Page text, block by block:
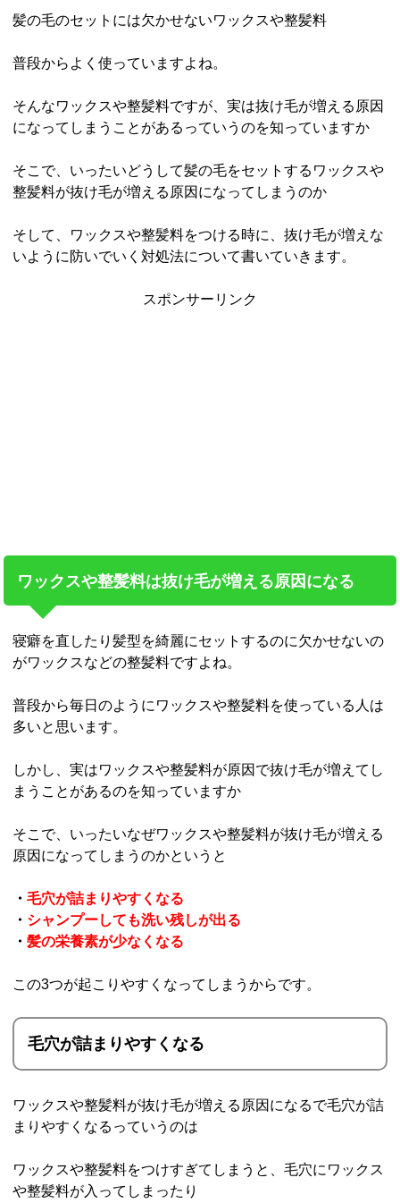
髪の毛のセットには欠かせないワックスや整髪料
普段からよく使っていますよね。
そんなワックスや整髪料ですが、実は抜け毛が増える原因
になってしまうことがあるっていうのを知っていますか
そこで、いったいどうして髪の毛をセットするワックスや
整髪料が抜け毛が増える原因になってしまうのか
そして、ワックスや整髪料をつける時に、抜け毛が増えな
いように防いでいく対処法について書いていきます。
スポンサーリンク
ワックスや整髪料は抜け毛が増える原因になる
寝癖を直したり髪型を綺麗にセットするのに欠かせないの
がワックスなどの整髪料ですよね。
普段から毎日のようにワックスや整髪料を使っている人は
多いと思います。
しかし、実はワックスや整髪料が原因で抜け毛が増えてし
まうことがあるのを知っていますか
そこで、いったいなぜワックスや整髪料が抜け毛が増える
原因になってしまうのかというと
・毛穴が詰まりやすくなる
・ シャンプーしても洗い残しが出る
・髪の栄養素が少なくなる
この3つが起こりやすくなってしまうからです。
毛穴が詰まりやすくなる
ワックスや整髪料が抜け毛が増える原因になるで毛穴が詰
まりやすくなるっていうのは
ワックスや整髪料をつけすぎてしまうと、毛穴にワックス
や整髪料が入ってしまったり